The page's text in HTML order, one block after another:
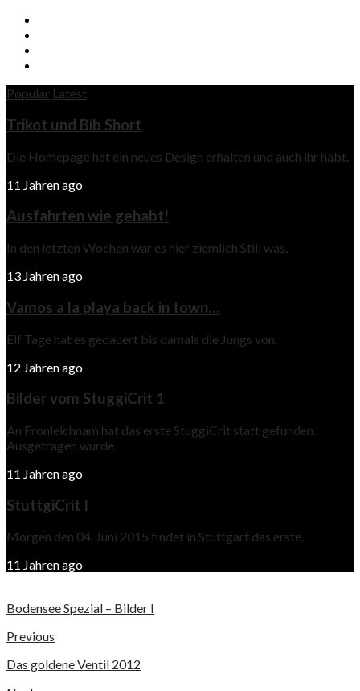
Popular Latest
Trikot und Bib Short
Die Homepage hat ein neues Design erhalten und auch ihr habt.
11 Jahren ago
Ausfahrten wie gehabt!
In den letzten Wochen war es hier ziemlich Still was.
13 Jahren ago
Vamos a la playa back in town…
Elf Tage hat es gedauert bis damals die Jungs von.
12 Jahren ago
Bilder vom StuggiCrit 1
An Fronleichnam hat das erste StuggiCrit statt gefunden.
Ausgetragen wurde.
11 Jahren ago
StuttgiCrit I
Morgen den 04. Juni 2015 findet in Stuttgart das erste.
11 Jahren ago
Bodensee Spezial – Bilder I
Previous
Das goldene Ventil 2012